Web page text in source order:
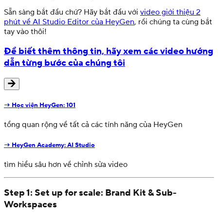
Sẵn sàng bắt đầu chứ? Hãy bắt đầu với video giới thiệu 2
phút về AI Studio Editor của HeyGen, rồi chúng ta cùng bắt
tay vào thôi!
Để biết thêm thông tin, hãy xem các video hướng
dẫn từng bước của chúng tôi
→ Học viện HeyGen: 101
tổng quan rộng về tất cả các tính năng của HeyGen
→ HeyGen Academy: AI Studio
tìm hiểu sâu hơn về chỉnh sửa video
Step 1: Set up for scale: Brand Kit & Sub-
Workspaces